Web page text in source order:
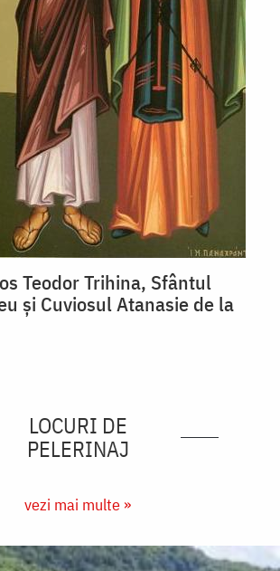
Teodor Trihina, Sfântul
și Cuviosul Atanasie de la
LOCURI DE
PELERINAJ
vezi mai multe »